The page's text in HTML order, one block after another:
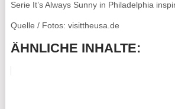
Serie It’s Always Sunny in Philadelphia
Quelle / Fotos: visittheusa.de
ÄHNLICHE INHALTE: